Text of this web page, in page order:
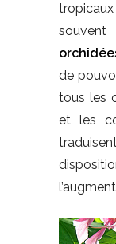
de
tous les
et les